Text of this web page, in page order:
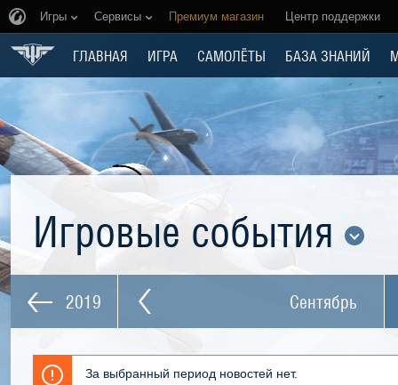
Игры Сервисы Премиум магазин Центр поддержки
ГЛАВНАЯ ИГРА САМОЛЁТЫ БАЗА ЗНАНИЙ
Игровые события
2019 Сентябрь
За выбранный период новостей нет.